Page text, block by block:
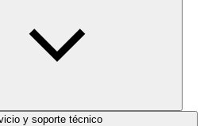
y soporte técnico